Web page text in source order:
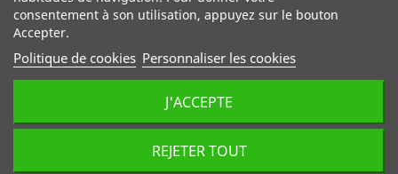
consentement à son utilisation, appuyez sur le bouton
Accepter.
Politique de cookies Personnaliser les cookies
REJETER TOUT
J'ACCEPTE